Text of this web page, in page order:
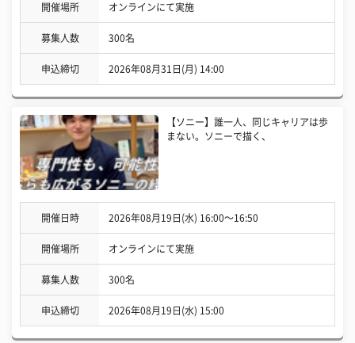
開催場所 オンラインにて実施
募集人数 300名
申込締切 2026年08月31日(月) 14:00
【ソニー】誰一人、同じキャリアは歩
まない。ソニーで描く、
開催日時 2026年08月19日(水) 16:00〜16:50
開催場所 オンラインにて実施
募集人数 300名
申込締切 2026年08月19日(水) 15:00